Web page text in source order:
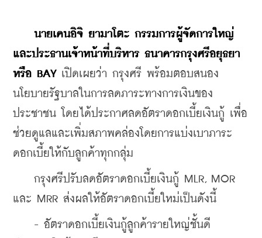
นายเคนอิจิ ยามาโตะ กรรมการผู้จัดการใหญ่
และประธานเจ้าหน้าที่บริหาร ธนาคารกรุงศรีอยุธยา
หรือ BAY เปิดเผยว่า กรุงศรี พร้อมตอบสนอง
นโยบายรัฐบาลในการลดภาระทางการเงินของ
ประชาชน โดยได้ประกาศลดอัตราดอกเบี้ยเงินกู้ เพื่อ
ช่วยดูแลและเพิ่มสภาพคล่องโดยการแบ่งเบาภาระ
ดอกเบี้ยให้กับลูกค้าทุกกลุ่ม
กรุงศรีปรับลดอัตราดอกเบี้ยเงินกู้ MLR, MOR
และ MRR ส่งผลให้อัตราดอกเบี้ยใหม่เป็นดังนี้
- อัตราดอกเบี้ยเงินกู้ลูกค้ารายใหญ่ชั้นดี